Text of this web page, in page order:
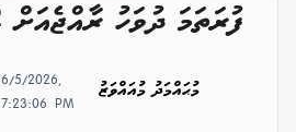
ފުރަތަމަ ދުވަހު ރާއްޖެއަށް 12 މެޑަލް!
މުޙައްމަދު މުއައްވަޒު
6/5/2026,
7:23:06 PM